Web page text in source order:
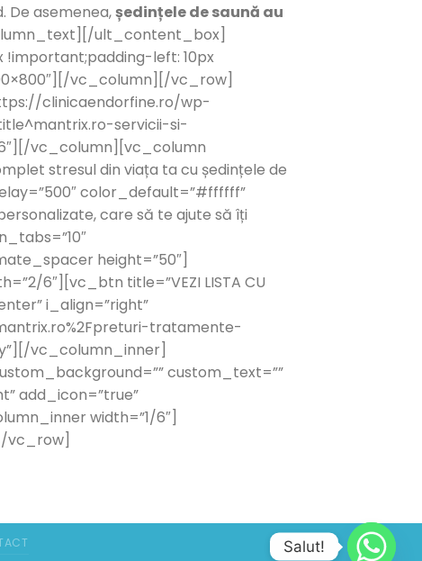
De asemenea,ședințele de saună au
ult_content_box]
!important;padding-left: 10px
vc_column][/vc_row]
clinicaendorfine.ro/wp-
servicii-si-
vc_column][vc_column
stresul din viața ta cu ședințele de
color_default=”#ffffff”
care să te ajute să îți
height=”50″]
6″][vc_btn title=”VEZI LISTA CU
i_align=”right”
tratamente-
vc_column_inner]
custom_text=””
add_icon=”true”
width=”1/6″]
vc_row]
Salut!